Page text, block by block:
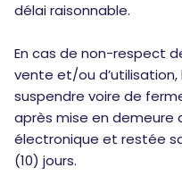
délai raisonnable.
En cas de non-respect
vente et/ou d’utilisation,
suspendre voire de
après mise en demeure
électronique et restée
(10) jours.